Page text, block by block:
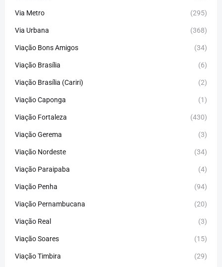
Via Metro (295)
Via Urbana (368)
Viação Bons Amigos (34)
Viação Brasília (6)
Viação Brasília (Cariri) (2)
Viação Caponga (1)
Viação Fortaleza (430)
Viação Gerema (3)
Viação Nordeste (34)
Viação Paraipaba (4)
Viação Penha (94)
Viação Pernambucana (20)
Viação Real (3)
Viação Soares (15)
Viação Timbira (29)